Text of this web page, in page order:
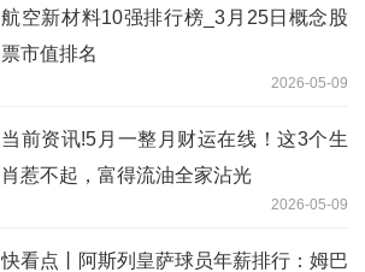
航空新材料10强排行榜_3月25日概念股
票市值排名
2026-05-09
当前资讯!5月一整月财运在线！这3个生
肖惹不起，富得流油全家沾光
2026-05-09
快看点丨阿斯列皇萨球员年薪排行：姆巴